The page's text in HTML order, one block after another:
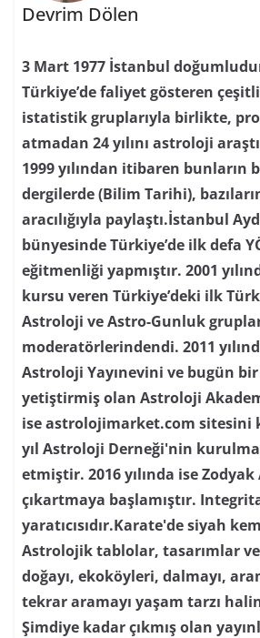
Devrim Dölen
3 Mart 1977 İstanbul
Türkiye’de faliyet gösteren
istatistik gruplarıyla birlikte,
atmadan 24 yılını astroloji
1999 yılından itibaren bunların
dergilerde (Bilim Tarihi),
aracılığıyla paylaştı.İstanbul
bünyesinde Türkiye’de ilk defa
eğitmenliği yapmıştır. 2001
kursu veren Türkiye’deki ilk
Astroloji ve Astro-Gunluk
moderatörlerindendi. 2011
Astroloji Yayınevini ve bugün
yetiştirmiş olan Astroloji
ise astrolojimarket.com sitesini
yıl Astroloji Derneği'nin
etmiştir. 2016 yılında ise
çıkartmaya başlamıştır.
yaratıcısıdır.Karate'de siyah
Astrolojik tablolar, tasarımlar
doğayı, ekoköyleri, dalmayı,
tekrar aramayı yaşam tarzı
Şimdiye kadar çıkmış olan